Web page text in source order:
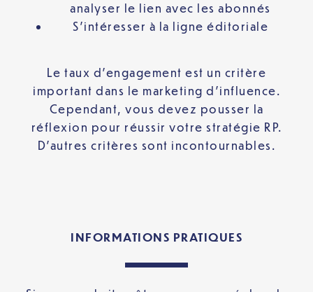
analyser le lien avec les abonnés
S’intéresser à la ligne éditoriale
Le taux d’engagement est un critère
important dans le marketing d’influence.
Cependant, vous devez pousser la
réflexion pour réussir votre stratégie RP.
D’autres critères sont incontournables.
INFORMATIONS PRATIQUES